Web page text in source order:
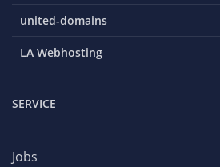
united-domains
LA Webhosting
SERVICE
Jobs